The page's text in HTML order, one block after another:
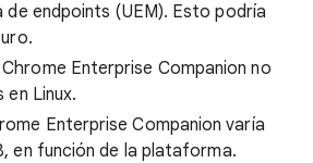
endpoints (UEM). Esto podría
Enterprise Companion no
en Linux.
Enterprise Companion varía
en función de la plataforma.